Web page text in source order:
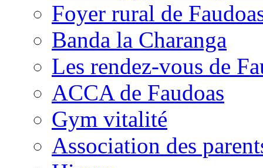
Foyer rural de
Banda la Charanga
Les rendez-vous de
ACCA de Faudoas
Gym vitalité
Association des